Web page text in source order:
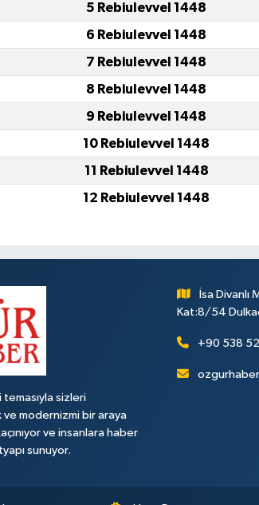
5 Rebiulevvel 1448
6 Rebiulevvel 1448
7 Rebiulevvel 1448
8 Rebiulevvel 1448
9 Rebiulevvel 1448
10 Rebiulevvel 1448
11 Rebiulevvel 1448
12 Rebiulevvel 1448
sizleri
modernizmi bir araya
ve insanlara haber
sunuyor.
İsa Divanlı
Kat:8/54
+90 538